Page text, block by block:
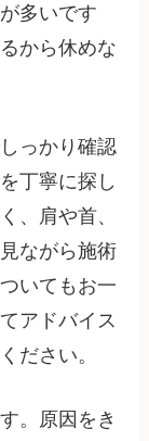
多いです
から休めな
っかり確認
丁寧に探し
、肩や首、
ながら施術
いてもお一
アドバイス
ださい。
。原因をき